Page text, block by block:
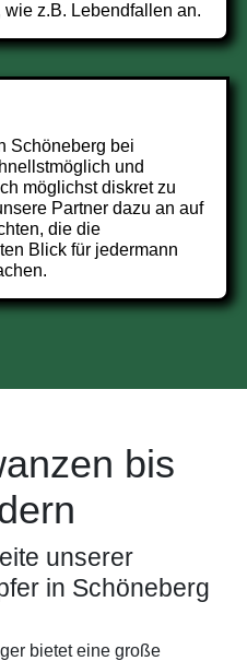
z.B. Lebendfallen an.
Schöneberg bei
und
möglichst diskret zu
Partner dazu an auf
die die
Blick für jedermann
bis
unserer
in Schöneberg
bietet eine große